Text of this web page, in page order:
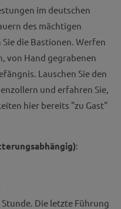
im deutschen
des mächtigen
die Bastionen. Werfen
von Hand gegrabenen
Lauschen Sie den
und erfahren Sie,
hier bereits "zu Gast"
:
Die letzte Führung